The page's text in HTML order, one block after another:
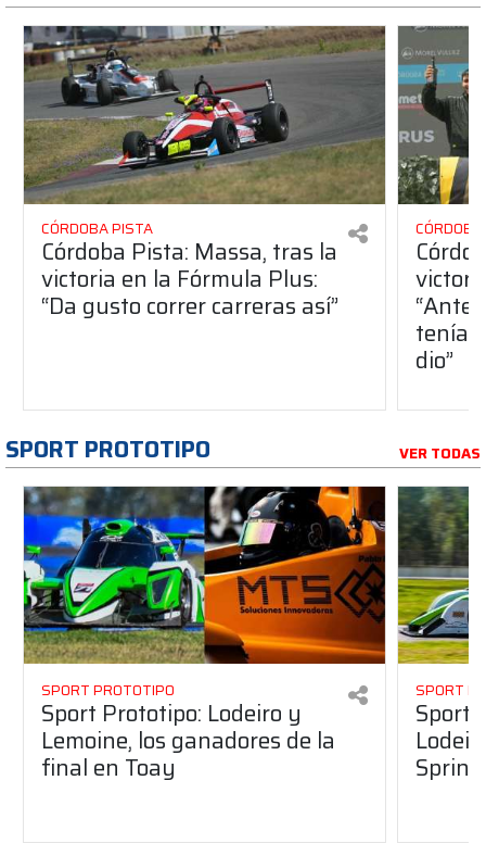
CÓRDOBA PISTA
Córdoba Pista: Massa, tras la
victoria en la Fórmula Plus:
“Da gusto correr carreras así”
dio”
SPORT PROTOTIPO VER TODAS
SPORT PROTOTIPO
Sport Prototipo: Lodeiro y
Lemoine, los ganadores de la
final en Toay
SPORT
Sport
Sprint